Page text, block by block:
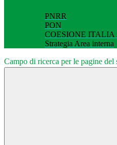
PNRR
PON
COESIONE ITALIA
Strategia Area interna
Campo di ricerca per le pagine del